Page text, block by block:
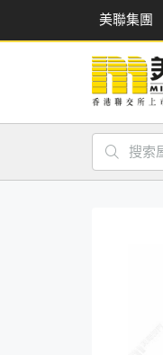
美聯集團